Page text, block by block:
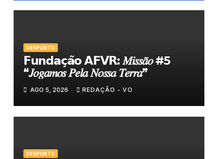
DESPORTO
𝗙𝘂𝗻𝗱𝗮𝗰̧𝗮̃𝗼 𝗔𝗙𝗩𝗥: 𝑀𝑖𝑠𝑠𝑎̃𝑜 #5
“𝐽𝑜𝑔𝑎𝑚𝑜𝑠 𝑃𝑒𝑙𝑎 𝑁𝑜𝑠𝑠𝑎 𝑇𝑒𝑟𝑟𝑎”
AGO 5, 2026 REDAÇÃO - VO
DESPORTO